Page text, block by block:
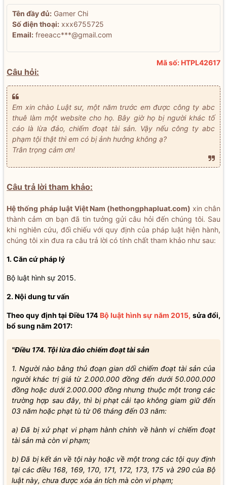
Tên đầy đủ: Gamer Chi
Số điện thoại: xxx6755725
Email: freeacc***@gmail.com
Mã số: HTPL42617
Câu hỏi:
Em xin chào Luật sư, một năm trước em được công ty abc
thuê làm một website cho họ. Bây giờ họ bị người khác tố
cáo là lừa đảo, chiếm đoạt tài sản. Vậy nếu công ty abc
phạm tội thật thì em có bị ảnh hưởng không ạ?
Trân trọng cảm ơn!
Câu trả lời tham khảo:
Hệ thống pháp luật Việt Nam (hethongphapluat.com) xin chân
thành cảm ơn bạn đã tin tưởng gửi câu hỏi đến chúng tôi. Sau
khi nghiên cứu, đối chiếu với quy định của pháp luật hiện hành,
chúng tôi xin đưa ra câu trả lời có tính chất tham khảo như sau:
1. Căn cứ pháp lý
Bộ luật hình sự 2015.
2. Nội dung tư vấn
Theo quy định tại Điều 174 Bộ luật hình sự năm 2015, sửa đổi,
bổ sung năm 2017:
"Điều 174. Tội lừa đảo chiếm đoạt tài sản
1. Người nào bằng thủ đoạn gian dối chiếm đoạt tài sản của
người khác trị giá từ 2.000.000 đồng đến dưới 50.000.000
đồng hoặc dưới 2.000.000 đồng nhưng thuộc một trong các
trường hợp sau đây, thì bị phạt cải tạo không giam giữ đến
03 năm hoặc phạt tù từ 06 tháng đến 03 năm:
a) Đã bị xử phạt vi phạm hành chính về hành vi chiếm đoạt
tài sản mà còn vi phạm;
b) Đã bị kết án về tội này hoặc về một trong các tội quy định
tại các điều 168, 169, 170, 171, 172, 173, 175 và 290 của Bộ
luật này, chưa được xóa án tích mà còn vi phạm;